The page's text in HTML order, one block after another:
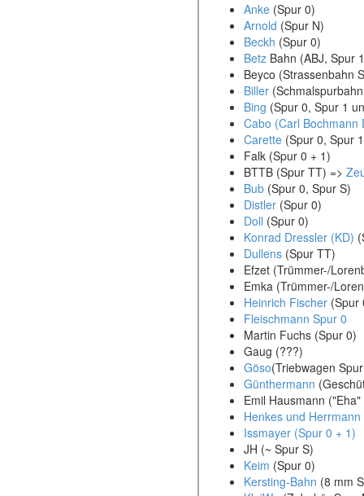
Anke (Spur 0)
Arnold (Spur N)
Beckh (Spur 0)
Betz Bahn (ABJ, Spur
Beyco (Strassenbahn
Biller
Bing (Spur 0, Spur 1
Cabo (Carl Bochmann
Carette (Spur 0, Spur
Falk (Spur 0 + 1)
BTTB (Spur TT) =>
Bub (Spur 0, Spur S)
Distler (Spur 0)
Doll (Spur 0)
Konrad Dressler (KD)
Dullens (Spur TT)
Efzet (Trümmer-/
Emka (Trümmer-/
Heinrich Fischer (Spur
Fleischmann Spur 0
Martin Fuchs (Spur 0)
Gaug (???)
Göso(Triebwagen
Günthermann
Emil Hausmann
Henkes und Herrmann
Issmayer (Spur 0 + 1)
JH (~ Spur S)
Keim (Spur 0)
Kersting-Bahn (8 mm